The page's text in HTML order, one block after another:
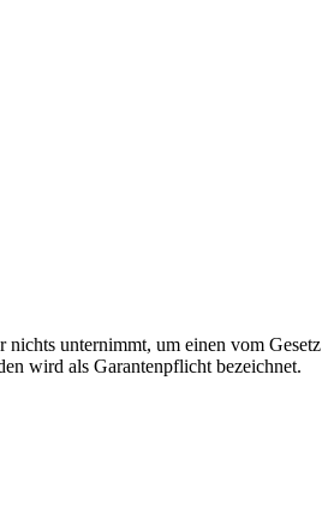
nichts unternimmt, um einen vom Gesetz
wird als Garantenpflicht bezeichnet.